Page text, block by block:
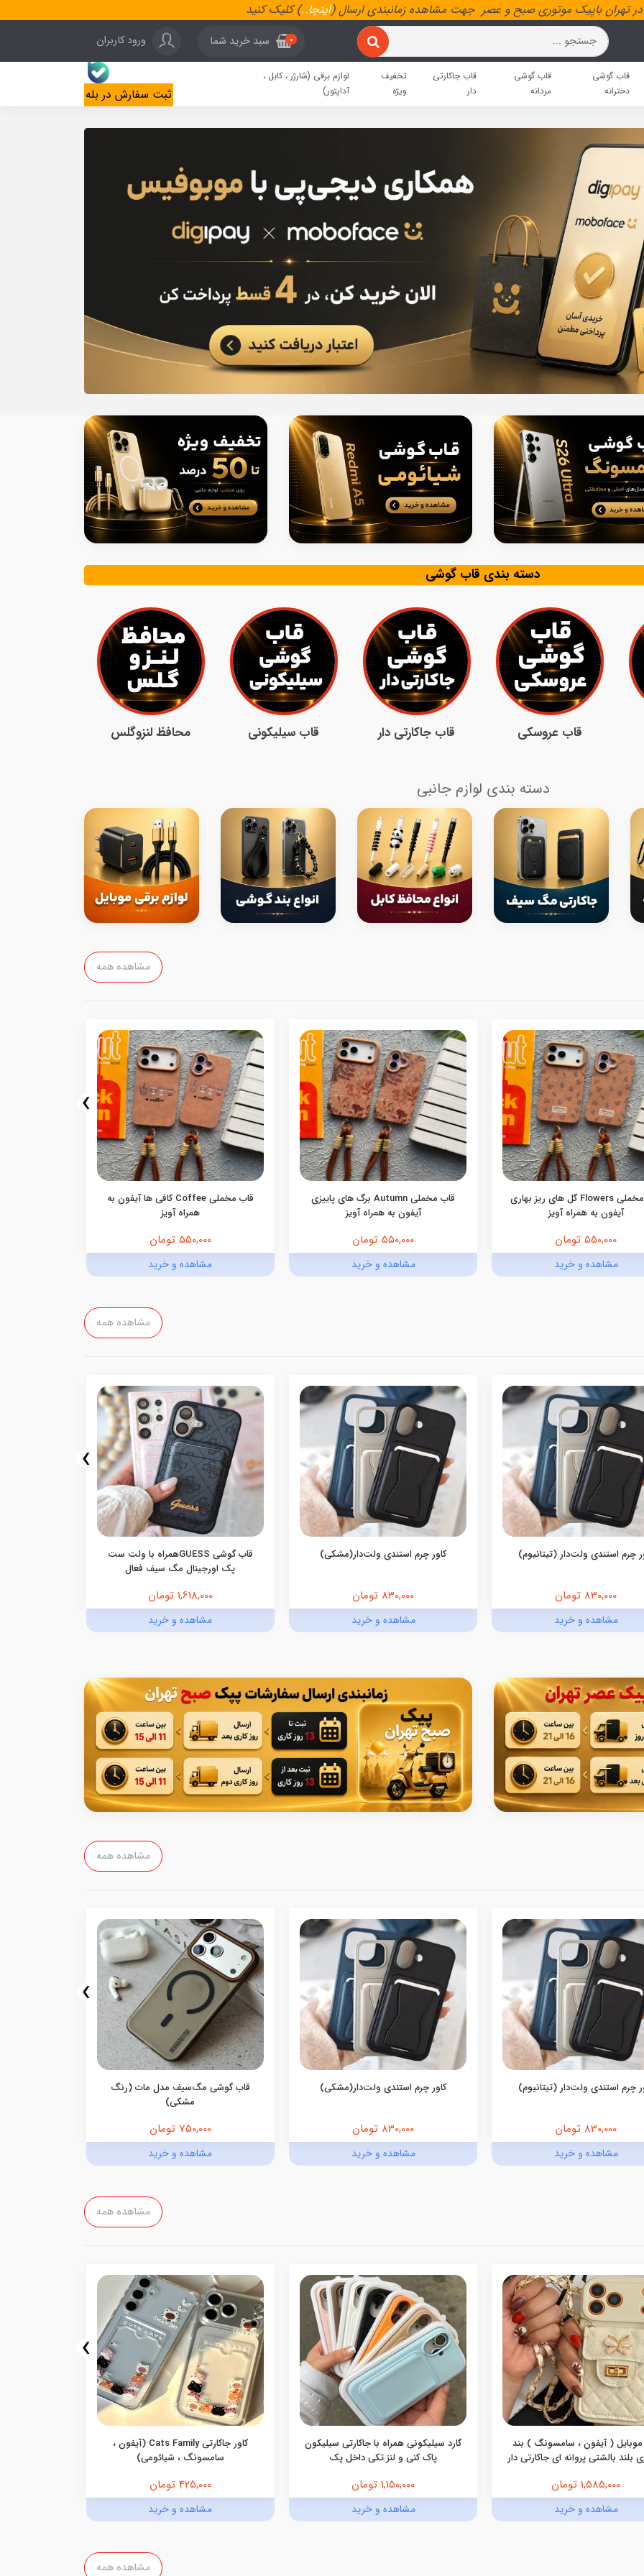
تهران باپیک موتوری صبح و عصر جهت مشاهده زمانبندی ارسال (اینجا..) کلیک کنید
0 سبد خرید شما ورود کاربران
قاب گوشی
دخترانه
قاب گوشی
مردانه
قاب جاکارتی
دار
تخفیف
ویژه
لوازم برقی (شارژر ، کابل ،
آداپتور)
ثبت سفارش در بله
دسته بندی قاب گوشی
قاب عروسکی قاب جاکارتی دار قاب سیلیکونی محافظ لنزوگلس
دسته بندی لوازم جانبی
مشاهده همه
قاب مخملی Flowers گل های ریز بهاری
آیفون به همراه آویز
550,000 تومان
مشاهده و خرید
قاب مخملی Autumn برگ های پاییزی
آیفون به همراه آویز
550,000 تومان
مشاهده و خرید
قاب مخملی Coffee کافی ها آیفون به
همراه آویز
550,000 تومان
مشاهده و خرید
›
مشاهده همه
چرم استندی ولت‌دار (تیتانیوم)
830,000 تومان
مشاهده و خرید
کاور چرم استندی ولت‌دار(مشکی)
830,000 تومان
مشاهده و خرید
قاب گوشی GUESSهمراه با ولت ست
پک اورجینال مگ سیف فعال
1,618,000 تومان
مشاهده و خرید
›
مشاهده همه
چرم استندی ولت‌دار (تیتانیوم)
830,000 تومان
مشاهده و خرید
کاور چرم استندی ولت‌دار(مشکی)
830,000 تومان
مشاهده و خرید
قاب گوشی مگ‌سیف مدل مات (رنگ
مشکی)
750,000 تومان
مشاهده و خرید
›
مشاهده همه
( آیفون ، سامسونگ ) بند
بلند بالشتی پروانه ای جاکارتی دار
1,585,000 تومان
مشاهده و خرید
گارد سیلیکونی همراه با جاکارتی سیلیکون
پاک کنی و لنز تکی داخل پک
1,150,000 تومان
مشاهده و خرید
کاور جاکارتی Cats Family (آیفون ،
سامسونگ ، شیائومی)
425,000 تومان
مشاهده و خرید
›
مشاهده همه